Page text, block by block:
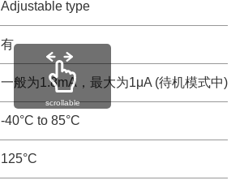
Adjustable type
有
一般为1.8mA，最大为1μA (待机模式中)
-40°C to 85°C
125°C
scrollable